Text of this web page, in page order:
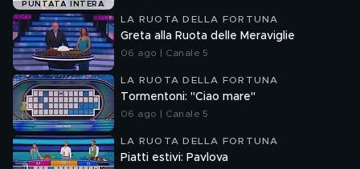
PUNTATA INTERA
LA RUOTA DELLA FORTUNA
Greta alla Ruota delle Meraviglie
06 ago | Canale 5
LA RUOTA DELLA FORTUNA
Tormentoni: "Ciao mare"
06 ago | Canale 5
LA RUOTA DELLA FORTUNA
Piatti estivi: Pavlova